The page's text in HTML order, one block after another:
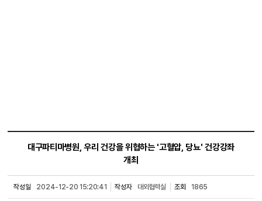
대구파티마병원, 우리 건강을 위협하는 '고혈압, 당뇨' 건강강좌
개최
작성일 2024-12-20 15:20:41 작성자 대외협력실 조회 1865